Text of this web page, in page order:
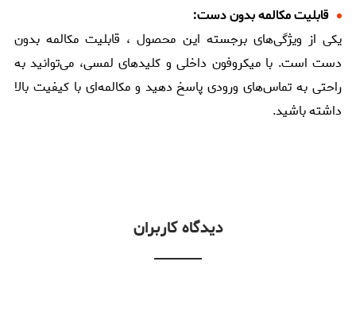
قابلیت مکالمه بدون دست:
یکی از ویژگی‌های برجسته این محصول ، قابلیت مکالمه بدون
دست است. با میکروفون داخلی و کلیدهای لمسی، می‌توانید به
راحتی به تماس‌های ورودی پاسخ دهید و مکالمه‌ای با کیفیت بالا
داشته باشید.
دیدگاه کاربران